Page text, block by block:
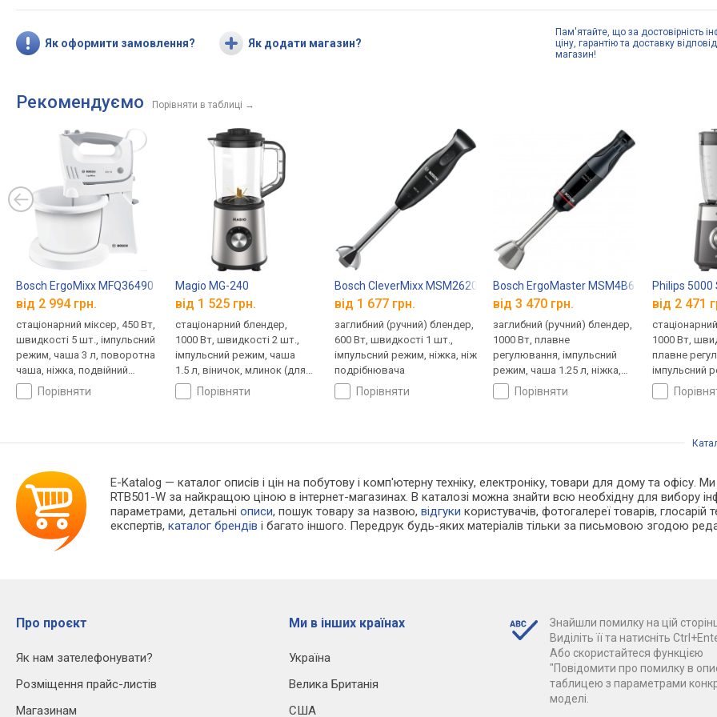
Як оформити замовлення? Як додати магазин?
Пам'ятайте, що за достовірність
ціну, гарантію та доставку
магазин!
Рекомендуємо Порівняти в таблиці →
Bosch ErgoMixx MFQ36490
від 2 994 грн.
стаціонарний міксер, 450 Вт,
швидкості 5 шт., імпульсний
режим, чаша 3 л, поворотна
чаша, ніжка, подвійний
вінчик, ніж подрібнювача
порівняти
Magio MG-240
від 1 525 грн.
стаціонарний блендер,
1000 Вт, швидкості 2 шт.,
імпульсний режим, чаша
1.5 л, віничок, млинок (для
кави) порівняти
Bosch CleverMixx MSM2620B
від 1 677 грн.
заглибний (ручний) блендер,
600 Вт, швидкості 1 шт.,
імпульсний режим, ніжка, ніж
подрібнювача
порівняти
Bosch ErgoMaster MSM4B670
від 3 470 грн.
заглибний (ручний) блендер,
1000 Вт, плавне
регулювання, імпульсний
режим, чаша 1.25 л, ніжка,
віничок, ніж подрібнювача, 4
диски для шатківниці /
порівняти
Philips 5000
від 2 471
1000 Вт,
плавне
імпульсний
1.5 л
E-Katalog — каталог описів і цін на побутову і комп'ютерну техніку, електроніку, товари для дому та
RTB501-W за найкращою ціною в інтернет-магазинах. В каталозі можна знайти всю необхідну для вибору
параметрами, детальніописи, пошук товару за назвою,відгуки користувачів, фотогалереї товарів, глосарій
експертів,каталог брендів і багато іншого. Передрук будь-яких матеріалів тільки за письмовою згодою
Про проєкт
Як нам зателефонувати?
Розміщення прайс-листів
Магазинам
Ми в інших країнах
Україна
Велика Британія
США
Знайшли помилку на цій
Виділіть її та натисніть
Або скористайтеся функцією
"Повідомити про помилку в
таблицею з параметрами
моделі.